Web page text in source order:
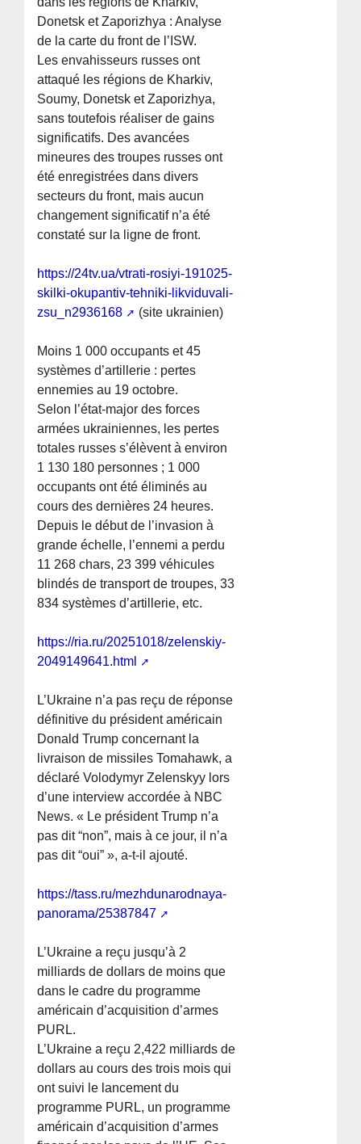
Donetsk et Zaporizhya : Analyse
de la carte du front de l’ISW.
Les envahisseurs russes ont
attaqué les régions de Kharkiv,
Soumy, Donetsk et Zaporizhya,
sans toutefois réaliser de gains
significatifs. Des avancées
mineures des troupes russes ont
été enregistrées dans divers
secteurs du front, mais aucun
changement significatif n’a été
constaté sur la ligne de front.
https://24tv.ua/vtrati-rosiyi-191025-
skilki-okupantiv-tehniki-likviduvali-
zsu_n2936168
(site ukrainien)
Moins 1 000 occupants et 45
systèmes d’artillerie : pertes
ennemies au 19 octobre.
Selon l’état-major des forces
armées ukrainiennes, les pertes
totales russes s’élèvent à environ
1 130 180 personnes ; 1 000
occupants ont été éliminés au
cours des dernières 24 heures.
Depuis le début de l’invasion à
grande échelle, l’ennemi a perdu
11 268 chars, 23 399 véhicules
blindés de transport de troupes, 33
834 systèmes d’artillerie, etc.
https://ria.ru/20251018/zelenskiy-
2049149641.html
L’Ukraine n’a pas reçu de réponse
définitive du président américain
Donald Trump concernant la
livraison de missiles Tomahawk, a
déclaré Volodymyr Zelenskyy lors
d’une interview accordée à NBC
News. « Le président Trump n’a
pas dit “non”, mais à ce jour, il n’a
pas dit “oui” », a-t-il ajouté.
https://tass.ru/mezhdunarodnaya-
panorama/25387847
L’Ukraine a reçu jusqu’à 2
milliards de dollars de moins que
dans le cadre du programme
américain d’acquisition d’armes
PURL.
L’Ukraine a reçu 2,422 milliards de
dollars au cours des trois mois qui
ont suivi le lancement du
programme PURL, un programme
américain d’acquisition d’armes